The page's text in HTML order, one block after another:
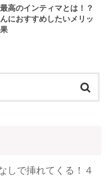
高のインティマとは！？
におすすめしたいメリッ
しで挿れてくる！４